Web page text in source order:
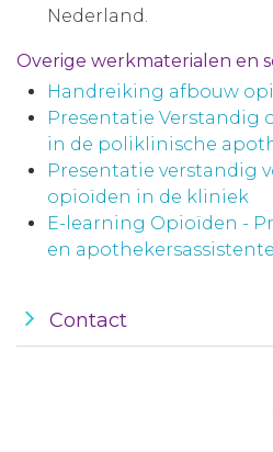
Nederland.
Overige werkmaterialen en
Handreiking afbouw
Presentatie Verstandig
in de poliklinische
Presentatie verstandig
opioïden in de kliniek
E-learning Opioïden -
en
Contact